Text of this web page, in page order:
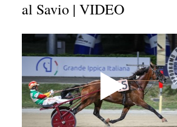
al Savio | VIDEO